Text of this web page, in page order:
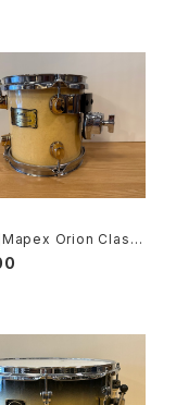
Orion Classi
× 8タム TBET808